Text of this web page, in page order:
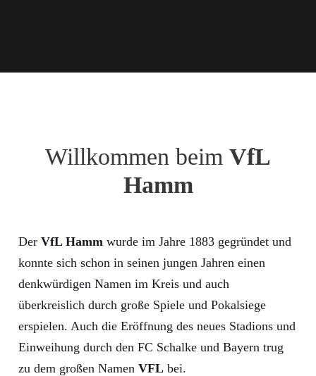
Willkommen beim VfL
Hamm
Der VfL Hamm wurde im Jahre 1883 gegründet und
konnte sich schon in seinen jungen Jahren einen
denkwürdigen Namen im Kreis und auch
überkreislich durch große Spiele und Pokalsiege
erspielen. Auch die Eröffnung des neues Stadions und
Einweihung durch den FC Schalke und Bayern trug
zu dem großen Namen VFL bei.